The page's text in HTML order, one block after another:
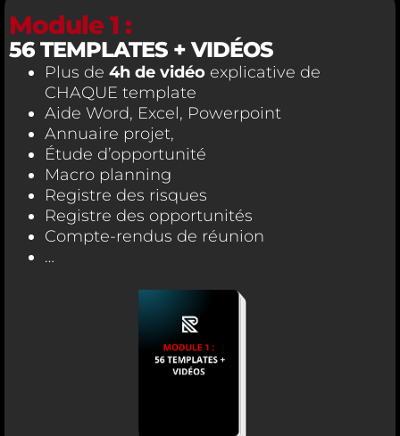
Module 1 :
56 TEMPLATES + VIDÉOS
Plus de 4h de vidéo explicative de
CHAQUE template
Aide Word, Excel, Powerpoint
Annuaire projet,
Étude d’opportunité
Macro planning
Registre des risques
Registre des opportunités
Compte-rendus de réunion
…